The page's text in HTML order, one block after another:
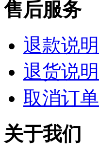
售后服务
退款说明
退货说明
取消订单
关于我们